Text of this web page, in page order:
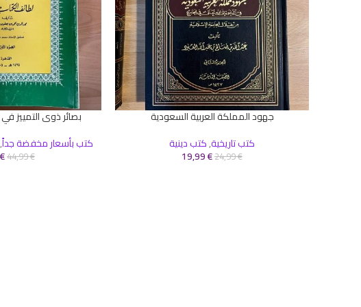
إضافة إلى السلةجهود المملكة العربية السعودية
كتب تاريخية,كتب دينية
24,99€
19,99€
قراءة المزيد
بصائر ذوى التمييز
كتب بأسعار مخفضة جداً,
44,99€
€